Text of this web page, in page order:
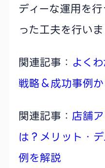
ディーな運用を
った工夫を行いま
関連記事： よく
戦略＆成功事例
関連記事： 店舗
は？メリット・
例を解説